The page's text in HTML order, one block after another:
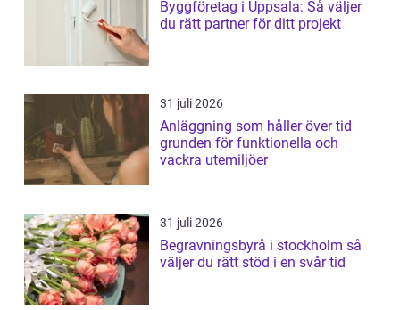
Byggföretag i Uppsala: Så väljer
du rätt partner för ditt projekt
31 juli 2026
Anläggning som håller över tid
grunden för funktionella och
vackra utemiljöer
31 juli 2026
Begravningsbyrå i stockholm så
väljer du rätt stöd i en svår tid